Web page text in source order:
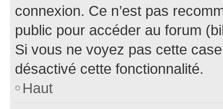
connexion. Ce n’est pas
public pour accéder au forum
Si vous ne voyez pas cette
désactivé cette fonctionnalité.
Haut